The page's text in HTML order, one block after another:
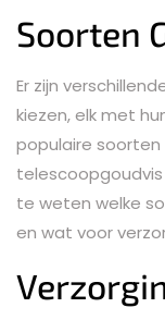
Soorten
Er zijn
kiezen, elk met
populaire soorten
telescoopgoudvis
te weten welke
en wat voor